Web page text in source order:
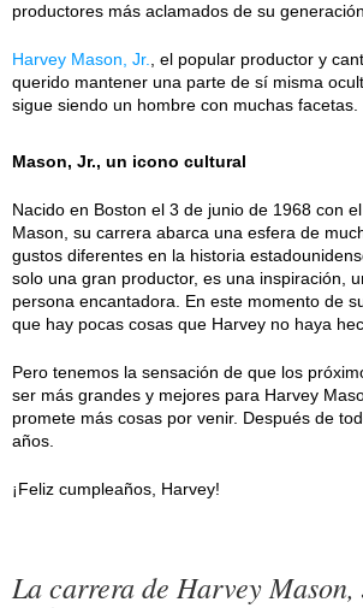
productores más aclamados de su generación.
Harvey Mason, Jr.
, el popular productor y
querido mantener una parte de sí misma
sigue siendo un hombre con muchas facetas.
Mason, Jr., un icono cultural
Nacido en Boston el 3 de junio de 1968 con
Mason, su carrera abarca una esfera de
gustos diferentes en la historia
solo una gran productor, es una inspiración,
persona encantadora. En este momento de
que hay pocas cosas que Harvey no haya
Pero tenemos la sensación de que los
ser más grandes y mejores para Harvey
promete más cosas por venir. Después de
años.
¡Feliz cumpleaños, Harvey!
La carrera de Harvey Mason,